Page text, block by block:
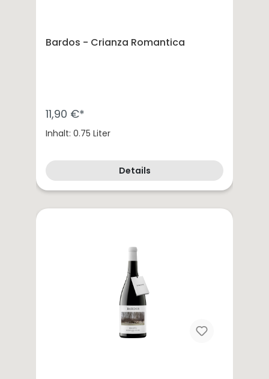
Bardos - Crianza Romantica
11,90 €*
Inhalt: 0.75 Liter
Details